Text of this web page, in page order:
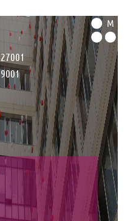
M